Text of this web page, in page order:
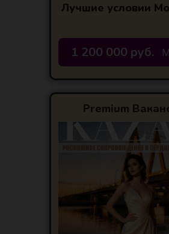
Лучшие условии
1 200 000 руб.
Premium